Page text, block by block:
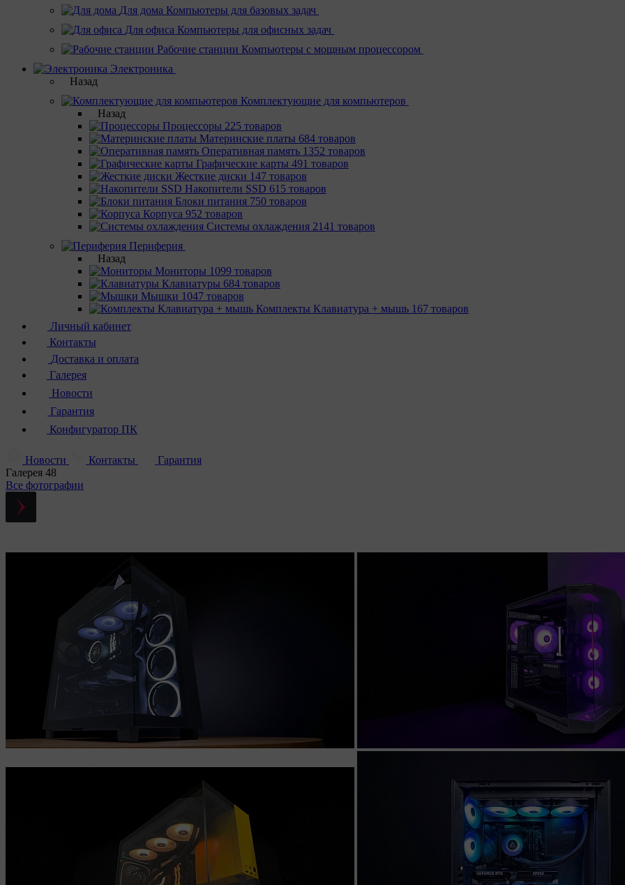
Для дома Компьютеры для базовых задач
Для офиса Компьютеры для офисных задач
Рабочие станции Компьютеры с мощным процессором
Электроника
Назад
Комплектующие для компьютеров
Назад
Процессоры 225 товаров
Материнcкие платы 684 товаров
Оперативная память 1352 товаров
Графические карты 491 товаров
Жесткие диски 147 товаров
Накопители SSD 615 товаров
Блоки питания 750 товаров
Корпуса 952 товаров
Системы охлаждения 2141 товаров
Периферия
Назад
Мониторы 1099 товаров
Клавиатуры 684 товаров
Мышки 1047 товаров
Комплекты Клавиатура + мышь 167 товаров
Личный кабинет
Контакты
Доставка и оплата
Галерея
Новости
Гарантия
Конфигуратор ПК
Новости Контакты
Гарантия
Галерея 48
Все фотографии